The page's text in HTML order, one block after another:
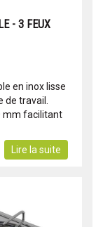
- 3 FEUX
en inox lisse
travail.
mm facilitant
Lire la suite